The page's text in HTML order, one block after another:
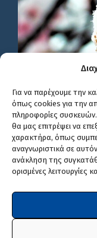
Για να παρέχουμε την
όπως cookies για την
πληροφορίες συσκευών.
θα μας επιτρέψει να
χαρακτήρα, όπως
αναγνωριστικά σε
ανάκληση της
ορισμένες λειτουργίες